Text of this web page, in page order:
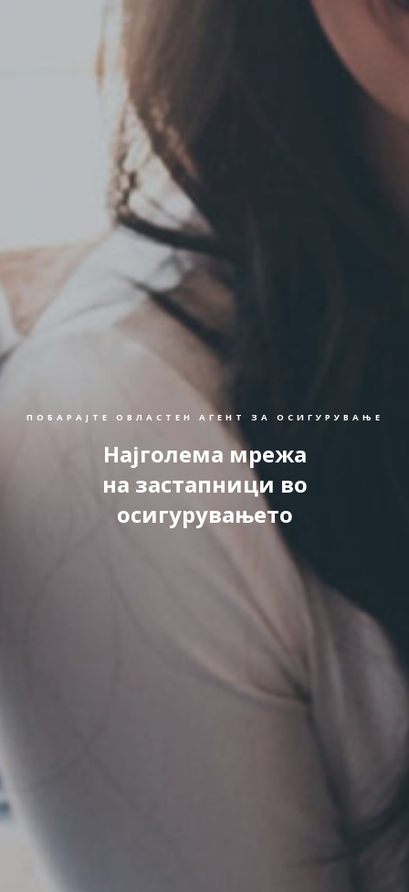
ПОБАРАЈТЕ ОВЛАСТЕН АГЕНТ ЗА ОСИГУРУВАЊЕ
Најголема мрежа
на застапници во
осигурувањето